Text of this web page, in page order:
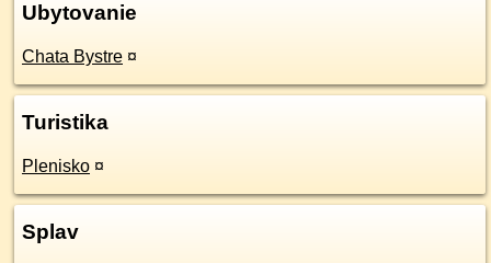
Ubytovanie
Chata Bystre ¤
Turistika
Plenisko ¤
Splav